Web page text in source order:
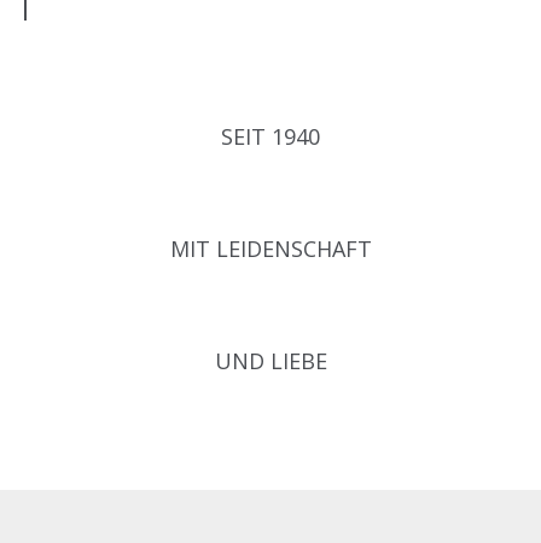
SEIT 1940
MIT LEIDENSCHAFT
UND LIEBE